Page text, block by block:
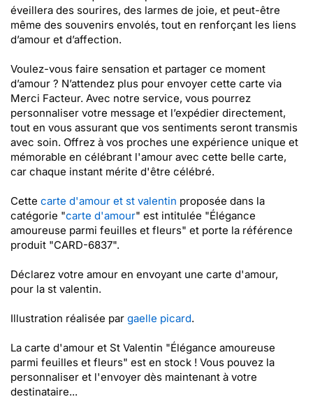
éveillera des sourires, des larmes de joie, et peut-être
même des souvenirs envolés, tout en renforçant les liens
d’amour et d’affection.
Voulez-vous faire sensation et partager ce moment
d’amour ? N’attendez plus pour envoyer cette carte via
Merci Facteur. Avec notre service, vous pourrez
personnaliser votre message et l’expédier directement,
tout en vous assurant que vos sentiments seront transmis
avec soin. Offrez à vos proches une expérience unique et
mémorable en célébrant l'amour avec cette belle carte,
car chaque instant mérite d'être célébré.
Cette carte d'amour et st valentin proposée dans la
catégorie "carte d'amour" est intitulée "Élégance
amoureuse parmi feuilles et fleurs" et porte la référence
produit "CARD-6837".
Déclarez votre amour en envoyant une carte d'amour,
pour la st valentin.
Illustration réalisée par gaelle picard.
La carte d'amour et St Valentin "Élégance amoureuse
parmi feuilles et fleurs" est en stock ! Vous pouvez la
personnaliser et l'envoyer dès maintenant à votre
destinataire...